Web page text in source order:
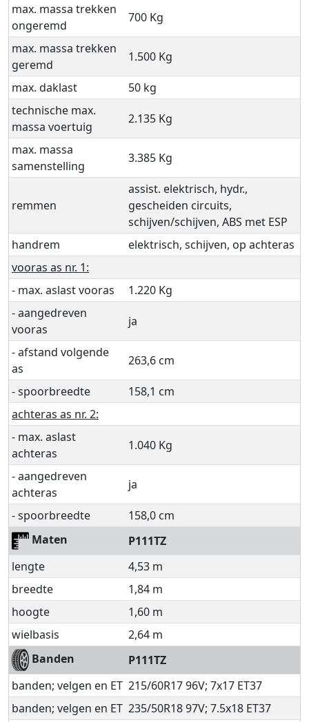
max. massa trekken
ongeremd
700 Kg
max. massa trekken
geremd
1.500 Kg
max. daklast
50 kg
technische max.
massa voertuig
2.135 Kg
max. massa
samenstelling
3.385 Kg
remmen
assist. elektrisch, hydr.,
gescheiden circuits,
schijven/schijven, ABS met ESP
handrem
elektrisch, schijven, op achteras
vooras as nr. 1:
- max. aslast vooras
1.220 Kg
- aangedreven
vooras
ja
- afstand volgende
as
263,6 cm
- spoorbreedte
158,1 cm
achteras as nr. 2:
- max. aslast
achteras
1.040 Kg
- aangedreven
achteras
ja
- spoorbreedte
158,0 cm
Maten
P111TZ
lengte
4,53 m
breedte
1,84 m
hoogte
1,60 m
wielbasis
2,64 m
Banden
P111TZ
banden; velgen en ET 215/60R17 96V; 7x17 ET37
banden; velgen en ET 235/50R18 97V; 7.5x18 ET37